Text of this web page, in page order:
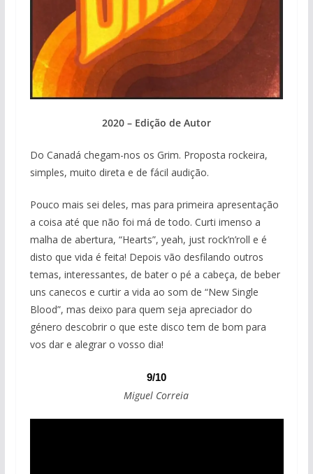
2020 – Edição de Autor
Do Canadá chegam-nos os Grim. Proposta rockeira,
simples, muito direta e de fácil audição.
Pouco mais sei deles, mas para primeira apresentação
a coisa até que não foi má de todo. Curti imenso a
malha de abertura, “Hearts”, yeah, just rock’n’roll e é
disto que vida é feita! Depois vão desfilando outros
temas, interessantes, de bater o pé a cabeça, de beber
uns canecos e curtir a vida ao som de “New Single
Blood”, mas deixo para quem seja apreciador do
género descobrir o que este disco tem de bom para
vos dar e alegrar o vosso dia!
9/10
Miguel Correia